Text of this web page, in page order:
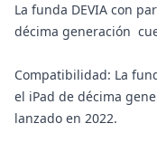
La funda DEVIA con
décima generación
Compatibilidad: La
el iPad de décima
lanzado en 2022.